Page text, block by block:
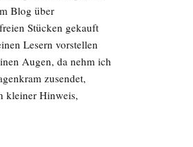
Blog über
Stücken gekauft
Lesern vorstellen
Augen, da nehm ich
zusendet,
kleiner Hinweis,